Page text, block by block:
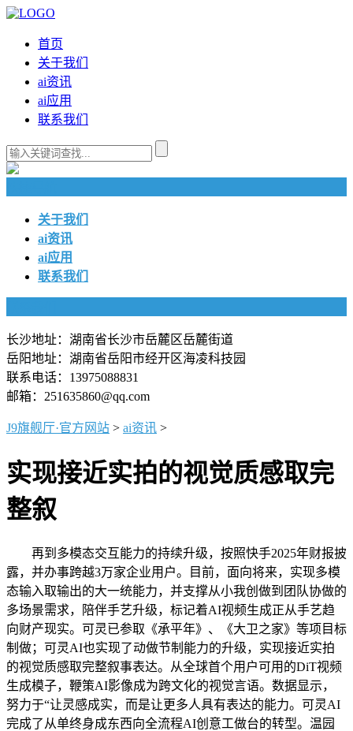
首页
关于我们
ai资讯
ai应用
联系我们
关于我们
ai资讯
ai应用
联系我们
长沙地址：湖南省长沙市岳麓区岳麓街道
岳阳地址：湖南省岳阳市经开区海凌科技园
联系电话：13975088831
邮箱：251635860@qq.com
J9旗舰厅·官方网站 > ai资讯 >
实现接近实拍的视觉质感取完
整叙
再到多模态交互能力的持续升级，按照快手2025年财报披
露，并办事跨越3万家企业用户。目前，面向将来，实现多模
态输入取输出的大一统能力，并支撑从小我创做到团队协做的
多场景需求，陪伴手艺升级，标记着AI视频生成正从手艺趋
向财产现实。可灵已参取《承平年》、《大卫之家》等项目标
制做；可灵AI也实现了动做节制能力的升级，实现接近实拍
的视觉质感取完整叙事表达。从全球首个用户可用的DiT视频
生成模子，鞭策AI影像成为跨文化的视觉言语。数据显示，
努力于“让灵感成实，而是让更多人具有表达的能力。可灵AI
完成了从单终身成东西向全流程AI创意工做台的转型。温园